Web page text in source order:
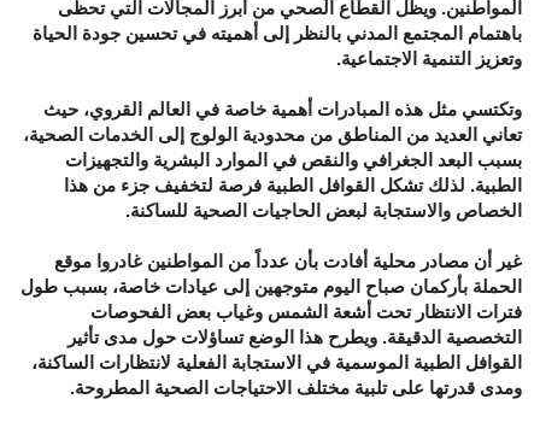
المواطنين. ويظل القطاع الصحي من أبرز المجالات التي تحظى
باهتمام المجتمع المدني بالنظر إلى أهميته في تحسين جودة الحياة
وتعزيز التنمية الاجتماعية.
وتكتسي مثل هذه المبادرات أهمية خاصة في العالم القروي، حيث
تعاني العديد من المناطق من محدودية الولوج إلى الخدمات الصحية،
بسبب البعد الجغرافي والنقص في الموارد البشرية والتجهيزات
الطبية. لذلك تشكل القوافل الطبية فرصة لتخفيف جزء من هذا
الخصاص والاستجابة لبعض الحاجيات الصحية للساكنة.
غير أن مصادر محلية أفادت بأن عدداً من المواطنين غادروا موقع
الحملة بأركمان صباح اليوم متوجهين إلى عيادات خاصة، بسبب طول
فترات الانتظار تحت أشعة الشمس وغياب بعض الفحوصات
التخصصية الدقيقة. ويطرح هذا الوضع تساؤلات حول مدى تأثير
القوافل الطبية الموسمية في الاستجابة الفعلية لانتظارات الساكنة،
ومدى قدرتها على تلبية مختلف الاحتياجات الصحية المطروحة.